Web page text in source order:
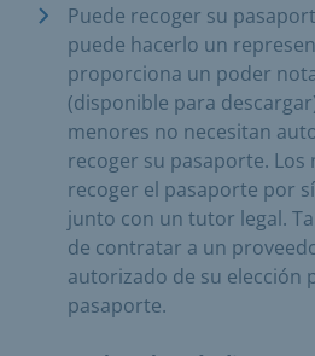
Puede recoger su
puede hacerlo un
proporciona un poder
(disponible para
menores no necesitan
recoger su pasaporte.
recoger el pasaporte por
junto con un tutor legal.
de contratar a un
autorizado de su elección
pasaporte.